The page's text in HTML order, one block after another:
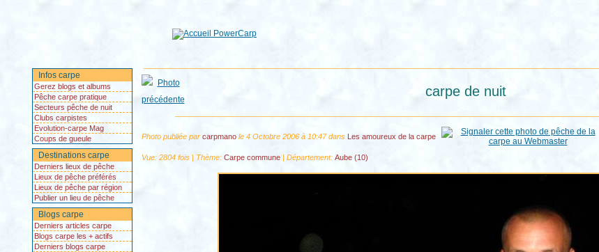
Infos carpe
Gerez blogs et albums
Pêche carpe pratique
Secteurs pêche de nuit
Clubs carpistes
Evolution-carpe Mag
Coups de gueule
Destinations carpe
Derniers lieux de pêche
Lieux de pêche préférés
Lieux de pêche par région
Publier un lieu de pêche
Blogs carpe
Derniers articles carpe
Blogs carpe les + actifs
Derniers blogs carpe
carpe de nuit
Photo publiée par carpmanole 4 Octobre 2006 à 10:47 dans Les amoureux de la carpe
Vue: 2804 fois | Thème: Carpe commune| Département: Aube (10)